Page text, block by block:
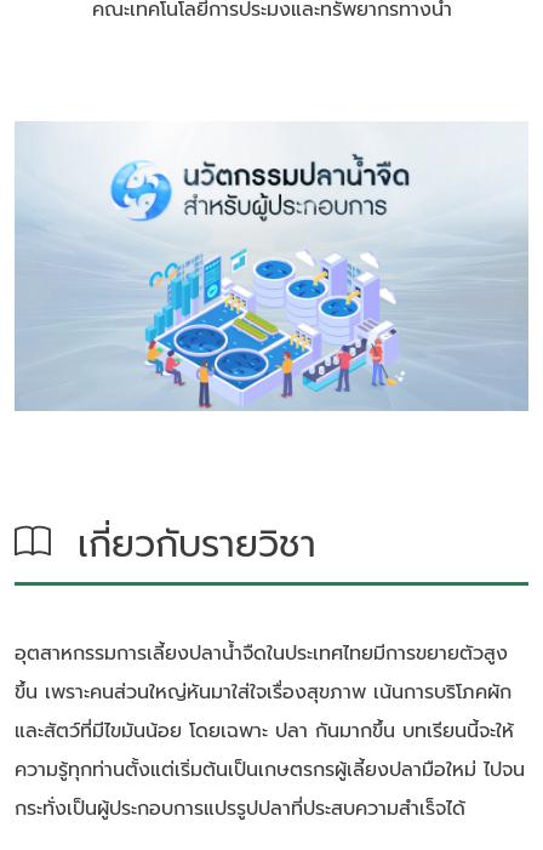
คณะเทคโนโลยีการประมงและทรัพยากรทางน้ำ
เกี่ยวกับรายวิชา
อุตสาหกรรมการเลี้ยงปลาน้ำจืดในประเทศไทยมีการขยายตัวสูง
ขึ้น เพราะคนส่วนใหญ่หันมาใส่ใจเรื่องสุขภาพ เน้นการบริโภคผัก
และสัตว์ที่มีไขมันน้อย โดยเฉพาะ ปลา กันมากขึ้น บทเรียนนี้จะให้
ความรู้ทุกท่านตั้งแต่เริ่มต้นเป็นเกษตรกรผู้เลี้ยงปลามือใหม่ ไปจน
กระทั่งเป็นผู้ประกอบการแปรรูปปลาที่ประสบความสำเร็จได้